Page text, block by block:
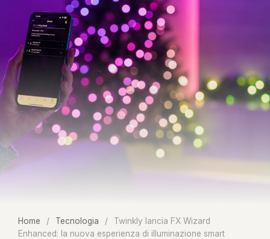
Home / Tecnologia /
Twinkly lancia FX Wizard
Enhanced: la nuova esperienza di illuminazione smart